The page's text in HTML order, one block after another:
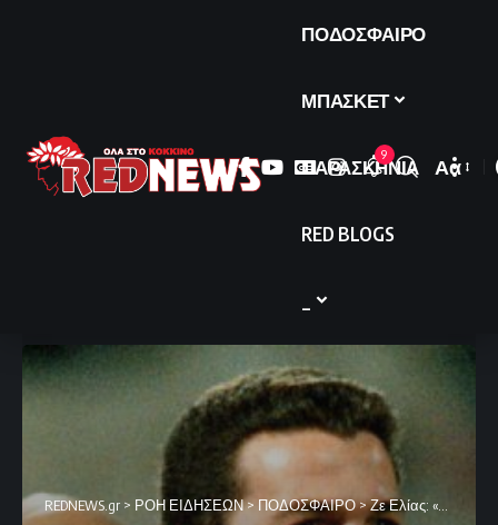
ΠΟΔΟΣΦΑΙΡΟ
ΜΠΑΣΚΕΤ
ΠΑΡΑΣΚΗΝΙΑ
RED BLOGS
9
Font
Αα
REDNEWS.gr > ΡΟΗ ΕΙΔΗΣΕΩΝ> ΠΟΔΟΣΦΑΙΡΟ>Ζε Ελίας: «Έκλαψα στην υποδοχή στο αεροδρόμιο – Μέχρι σήμερα αγχώνομαι όταν βλέπω τον Ολυμπιακό» (video)